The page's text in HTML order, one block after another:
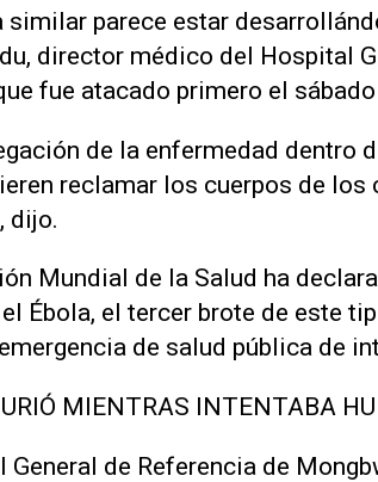
similar parece estar
⁠director médico del Hospital
fue atacado primero el
de la enfermedad dentro
reclamar los cuerpos de
​dijo.
‌Mundial de la Salud ha
Ébola, el tercer brote de este
de salud pública de
MIENTRAS INTENTABA
General de Referencia de